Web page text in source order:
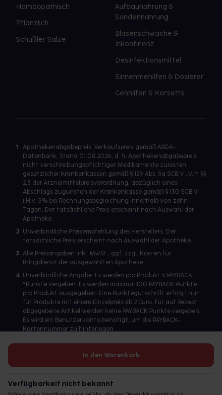
In den Warenkorb
Verfügbarkeit nicht bekannt
Homöopathisch
Pflanzlich
Schüßler Salze
Aufbaunahrung &
Sondennahrung
Blasenschwäche &
Inkontinenz
Desinfektionsmittel
Einnehmehilfen & Dosierer
Gehhilfen & Korsetts
1
Apothekenabgabepreis: Verkaufspreis gemäß ABDA-
Datenbank, Stand 01.08.2026, d. h. Apothekenabgabepreis
nicht verschreibungspflichtiger Medikamente zulasten
gesetzlicher Krankenkassen gemäß § 129 Abs. 5a SGB V i.V.m §§
2,3 der Arzneimittelpreisverordnung, abzüglich eines
Abschlags zugunsten der Krankenkasse gemäß § 130 SGB V
i.H.v. 5% bei Rechnungsbegleichung innerhalb von zehn
Tagen. Der tatsächliche Preis erscheint nach Auswahl der
Apotheke.
2 Unverbindliche Preisempfehlung des Herstellers. Der
tatsächliche Preis erscheint nach Auswahl der Apotheke.
3 Alle Preisangaben inkl. MwSt., ggf. zzgl. Kosten für
Bringdienst der ausgewählten Apotheke.
4 Unverbindliche Angabe. Es werden pro Produkt 5 PAYBACK
°Punkte vergeben. Es werden maximal 100 PAYBACK Punkte
pro Produkt ausgegeben. Eine Punktegutschrift erfolgt nur
für Produkte mit einem Einzelpreis ab 2 Euro. Für auf Rezept
abgegebene Artikel werden keine PAYBACK Punkte vergeben.
Es wird ein Benutzerkonto benötigt, um die PAYBACK-
Kartennummer zu hinterlegen.
Betreiber des Portals und verantwortlich: gesund.de GmbH &
© 2026 gesund.de GmbH & Co. KG